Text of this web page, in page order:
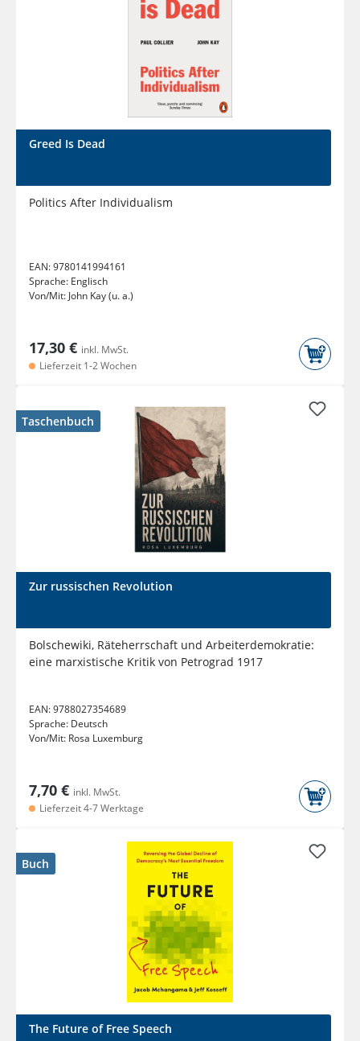
Greed Is Dead
Politics After Individualism
EAN:9780141994161
Sprache: Englisch
Von/Mit: John Kay (u. a.)
17,30 € inkl. MwSt.
Lieferzeit 1-2 Wochen
Taschenbuch
Zur russischen Revolution
Bolschewiki, Räteherrschaft und Arbeiterdemokratie:
eine marxistische Kritik von Petrograd 1917
EAN:9788027354689
Sprache: Deutsch
Von/Mit: Rosa Luxemburg
7,70 € inkl. MwSt.
Lieferzeit 4-7 Werktage
Buch
The Future of Free Speech